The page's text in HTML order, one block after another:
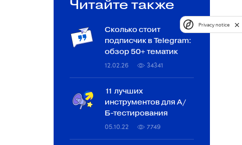
Читайте также
Сколько стоит
подписчик в Telegram:
обзор 50+ тематик
12.02.26 34341
11 лучших
инструментов для A/
Б-тестирования
05.10.22 7749
Privacy notice